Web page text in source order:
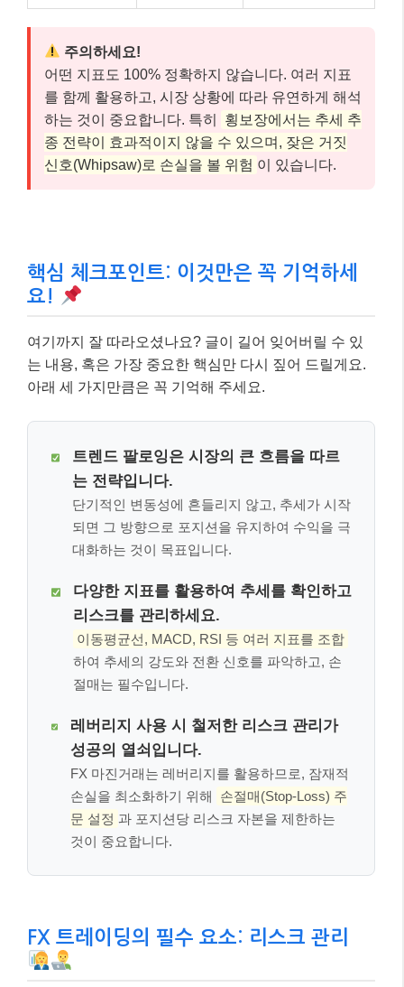
주의하세요!
어떤 지표도 100% 정확하지 않습니다. 여러 지표
를 함께 활용하고, 시장 상황에 따라 유연하게 해석
하는 것이 중요합니다. 특히
횡보장에서는 추세 추
종 전략이 효과적이지 않을 수 있으며, 잦은 거짓
신호(Whipsaw)로 손실을 볼 위험 이 있습니다.
핵심 체크포인트: 이것만은 꼭 기억하세
요!
여기까지 잘 따라오셨나요? 글이 길어 잊어버릴 수 있
는 내용, 혹은 가장 중요한 핵심만 다시 짚어 드릴게요.
아래 세 가지만큼은 꼭 기억해 주세요.
트렌드 팔로잉은 시장의 큰 흐름을 따르
는 전략입니다.
단기적인 변동성에 흔들리지 않고, 추세가 시작
되면 그 방향으로 포지션을 유지하여 수익을 극
대화하는 것이 목표입니다.
다양한 지표를 활용하여 추세를 확인하고
리스크를 관리하세요.
이동평균선, MACD, RSI 등 여러 지표를 조합
하여 추세의 강도와 전환 신호를 파악하고, 손
절매는 필수입니다.
레버리지 사용 시 철저한 리스크 관리가
성공의 열쇠입니다.
FX 마진거래는 레버리지를 활용하므로, 잠재적
손실을 최소화하기 위해
손절매(Stop-Loss) 주
문 설정 과 포지션당 리스크 자본을 제한하는
것이 중요합니다.
FX 트레이딩의 필수 요소: 리스크 관리